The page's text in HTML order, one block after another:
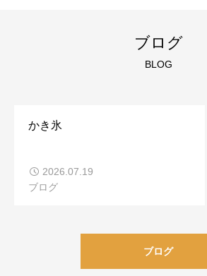
ブログ
BLOG
かき氷
2026.07.19
ブログ
ブログ